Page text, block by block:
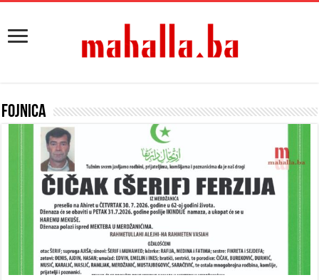
Fojnica